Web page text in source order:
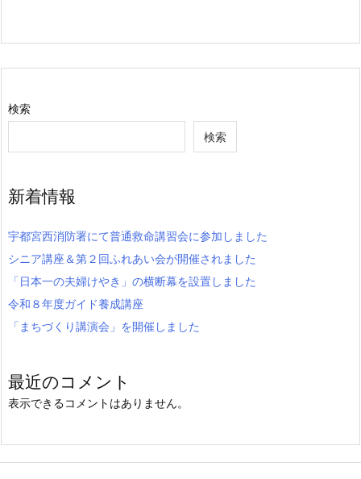
検索
検索
新着情報
宇都宮西消防署にて普通救命講習会に参加しました
シニア講座＆第２回ふれあい会が開催されました
「日本一の夫婦けやき」の横断幕を設置しました
令和８年度ガイド養成講座
「まちづくり講演会」を開催しました
最近のコメント
表示できるコメントはありません。